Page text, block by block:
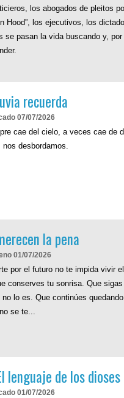
los abogados de pleitos
Hood”, los ejecutivos, los
se pasan la vida buscando y,
recuerda
07/07/2026
cae del cielo, a veces cae de
desbordamos.
la pena
01/07/2026
por el futuro no te impida vivir
conserves tu sonrisa. Que sigas
lo es. Que continúes
se te...
lenguaje de los dioses
01/07/2026